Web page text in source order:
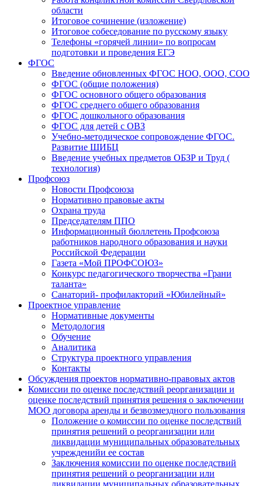
области
Итоговое сочинение (изложение)
Итоговое собеседование по русскому языку
Телефоны «горячей линии» по вопросам
подготовки и проведения ЕГЭ
ФГОС
Введение обновленных ФГОС НОО, ООО, СОО
ФГОС (общие положения)
ФГОС основного общего образования
ФГОС среднего общего образования
ФГОС дошкольного образования
ФГОС для детей с ОВЗ
Учебно-методическое сопровождение ФГОС.
Развитие ШИБЦ
Введение учебных предметов ОБЗР и Труд (
технология)
Профсоюз
Новости Профсоюза
Нормативно правовые акты
Охрана труда
Председателям ППО
Информационный бюллетень Профсоюза
работников народного образования и науки
Российской Федерации
Газета «Мой ПРОФСОЮЗ»
Конкурс педагогического творчества «Грани
таланта»
Санаторий- профилакторий «Юбилейный»
Проектное управление
Нормативные документы
Методология
Обучение
Аналитика
Структура проектного управления
Контакты
Обсуждения проектов нормативно-правовых актов
Комиссии по оценке последствий реорганизации и
оценке последствий принятия решения о заключении
МОО договора аренды и безвозмездного пользования
Положение о комиссии по оценке последствий
принятия решений о реорганизации или
ликвидации муниципальных образовательных
учрежденийи ее состав
Заключения комиссии по оценке последствий
принятия решений о реорганизации или